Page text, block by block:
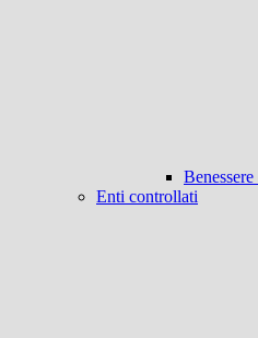
Enti controllati